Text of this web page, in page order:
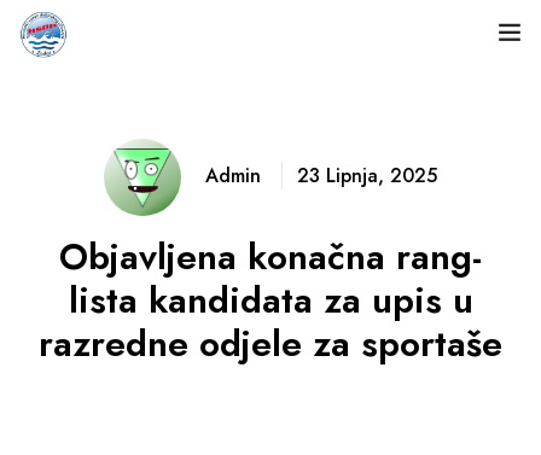
Natjecanja
Rezultati
Dokumenti
Admin 23 Lipnja, 2025
Objavljena konačna rang-
lista kandidata za upis u
razredne odjele za sportaše